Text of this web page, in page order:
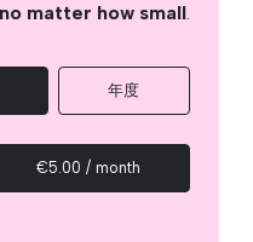
matter how small.
年度
€5.00 / month